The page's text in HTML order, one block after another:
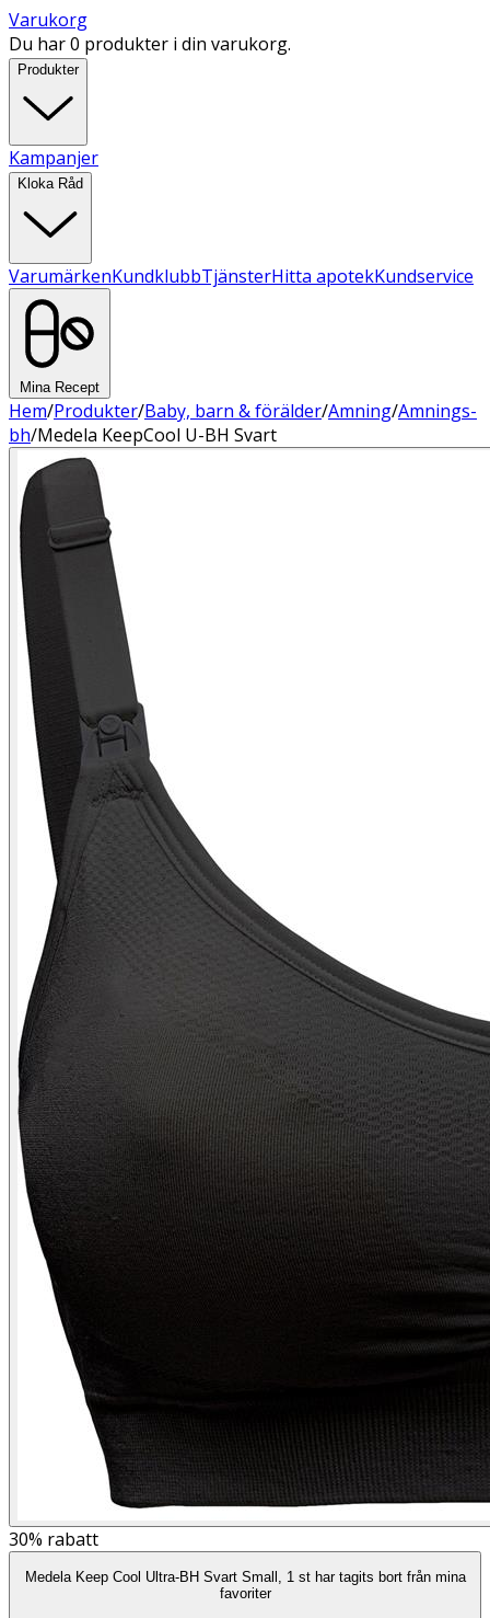
Varukorg
Du har 0 produkter i din varukorg.
Produkter
Kampanjer
Kloka Råd
VarumärkenKundklubbTjänsterHitta apotekKundservice
Mina Recept
Hem/Produkter/Baby, barn & förälder/Amning/Amnings-
bh/Medela KeepCool U-BH Svart
30% rabatt
Medela Keep Cool Ultra-BH Svart Small, 1 st har tagits bort från mina
favoriter